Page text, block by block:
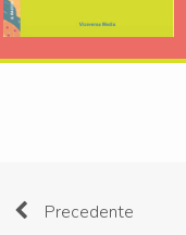
Precedente